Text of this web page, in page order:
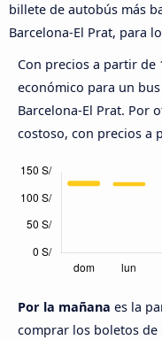
billete de autobús más
Barcelona-El Prat, para
Con precios a partir de
económico para un
Barcelona-El Prat. Por
costoso, con precios a
Por la mañana es la
comprar los boletos de